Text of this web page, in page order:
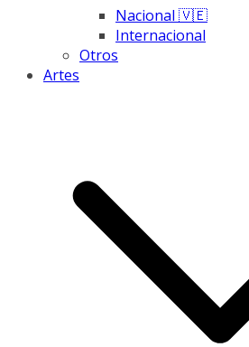
Nacional 🇻🇪
Internacional
Otros
Artes